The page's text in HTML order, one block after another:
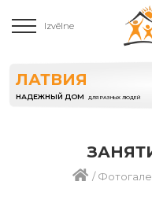
Izvēlne
ЛАТВИЯ
НАДЕЖНЫЙ ДОМ ДЛЯ РАЗНЫХ ЛЮДЕЙ
/